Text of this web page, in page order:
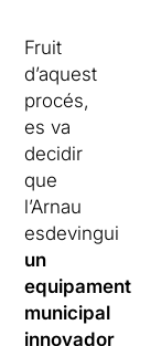
Fruit
d’aquest
procés,
es va
decidir
que
l’Arnau
esdevingui
un
equipament
municipal
innovador